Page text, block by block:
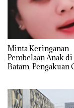
Minta Keringanan
Pembelaan Anak
Batam, Pengakuan